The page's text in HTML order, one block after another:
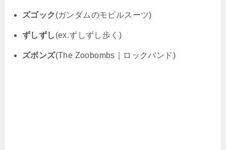
ズゴック (ガンダムのモビルスーツ)
ずしずし (ex.ずしずし歩く)
ズボンズ(The Zoobombs｜ロックバンド)